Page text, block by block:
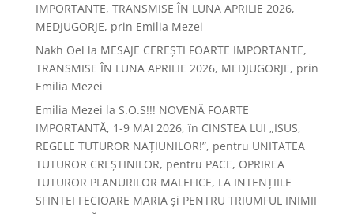
IMPORTANTE, TRANSMISE ÎN LUNA APRILIE 2026,
MEDJUGORJE, prin Emilia Mezei
Nakh Oel la MESAJE CEREȘTI FOARTE IMPORTANTE,
TRANSMISE ÎN LUNA APRILIE 2026, MEDJUGORJE, prin
Emilia Mezei
Emilia Mezei la S.O.S!!! NOVENĂ FOARTE
IMPORTANTĂ, 1-9 MAI 2026, în CINSTEA LUI „ISUS,
REGELE TUTUROR NAȚIUNILOR!”, pentru UNITATEA
TUTUROR CREȘTINILOR, pentru PACE, OPRIREA
TUTUROR PLANURILOR MALEFICE, LA INTENȚIILE
SFINTEI FECIOARE MARIA și PENTRU TRIUMFUL INIMII